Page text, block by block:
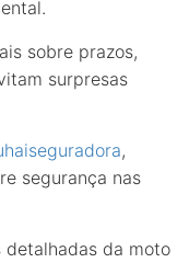
sobre prazos,
surpresas
,
segurança nas
detalhadas da moto